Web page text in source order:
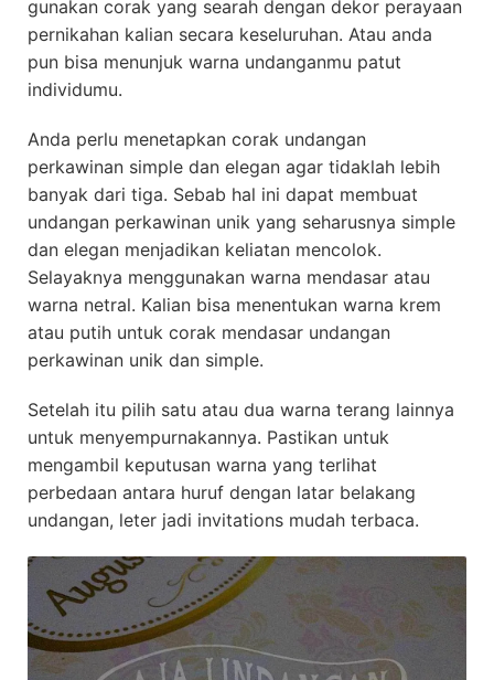
gunakan corak yang searah dengan dekor perayaan
pernikahan kalian secara keseluruhan. Atau anda
pun bisa menunjuk warna undanganmu patut
individumu.
Anda perlu menetapkan corak undangan
perkawinan simple dan elegan agar tidaklah lebih
banyak dari tiga. Sebab hal ini dapat membuat
undangan perkawinan unik yang seharusnya simple
dan elegan menjadikan keliatan mencolok.
Selayaknya menggunakan warna mendasar atau
warna netral. Kalian bisa menentukan warna krem
atau putih untuk corak mendasar undangan
perkawinan unik dan simple.
Setelah itu pilih satu atau dua warna terang lainnya
untuk menyempurnakannya. Pastikan untuk
mengambil keputusan warna yang terlihat
perbedaan antara huruf dengan latar belakang
undangan, leter jadi invitations mudah terbaca.